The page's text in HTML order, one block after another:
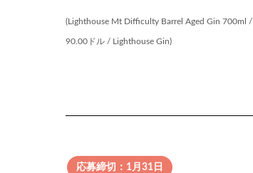
(Lighthouse Mt Difficulty Barrel Aged Gin 700ml /
90.00ドル / Lighthouse Gin)
応募締切：1月31日